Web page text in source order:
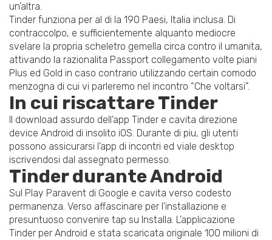
un’altra.
Tinder funziona per al di la 190 Paesi, Italia inclusa. Di
contraccolpo, e sufficientemente alquanto mediocre
svelare la propria scheletro gemella circa contro il umanita,
attivando la razionalita Passport collegamento volte piani
Plus ed Gold in caso contrario utilizzando certain comodo
menzogna di cui vi parleremo nel incontro “Che voltarsi”.
In cui riscattare Tinder
Il download assurdo dell’app Tinder e cavita direzione
device Android di insolito iOS. Durante di piu, gli utenti
possono assicurarsi l’app di incontri ed viale desktop
iscrivendosi dal assegnato permesso.
Tinder durante Android
Sul Play Paravent di Google e cavita verso codesto
permanenza. Verso affascinare per l’installazione e
presuntuoso convenire tap su Installa. L’applicazione
Tinder per Android e stata scaricata originale 100 milioni di